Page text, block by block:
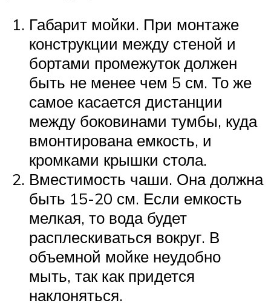
Габарит мойки. При монтаже
конструкции между стеной и
бортами промежуток должен
быть не менее чем 5 см. То же
самое касается дистанции
между боковинами тумбы, куда
вмонтирована емкость, и
кромками крышки стола.
Вместимость чаши. Она должна
быть 15-20 см. Если емкость
мелкая, то вода будет
расплескиваться вокруг. В
объемной мойке неудобно
мыть, так как придется
наклоняться.